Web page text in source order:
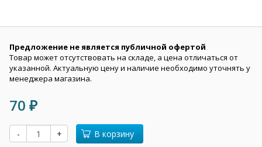
Предложение не является публичной офертой
Товар может отсутствовать на складе, а цена отличаться от
указанной. Актуальную цену и наличие необходимо уточнять у
менеджера магазина.
70 ₽
- + В корзину